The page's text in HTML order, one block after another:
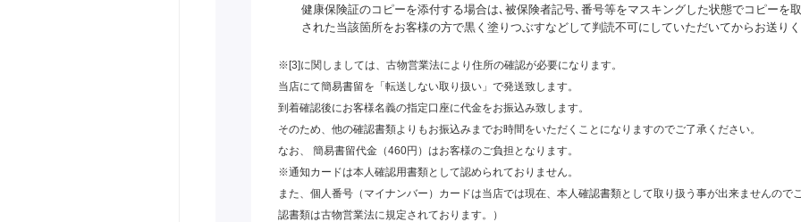
健康保険証のコピーを添付する場合は､被保険者記号､番号等をマスキングした状態でコピーを
された当該箇所をお客様の方で黒く塗りつぶすなどして判読不可にしていただいてからお送り
※[3]に関しましては、古物営業法により住所の確認が必要になります。
当店にて簡易書留を「転送しない取り扱い」で発送致します。
到着確認後にお客様名義の指定口座に代金をお振込み致します。
そのため、他の確認書類よりもお振込みまでお時間をいただくことになりますのでご了承ください。
なお、 簡易書留代金（460円）はお客様のご負担となります。
※通知カードは本人確認用書類として認められておりません。
また、個人番号（マイナンバー）カードは当店では現在、本人確認書類として取り扱う事が出来ませんので
認書類は古物営業法に規定されております。）